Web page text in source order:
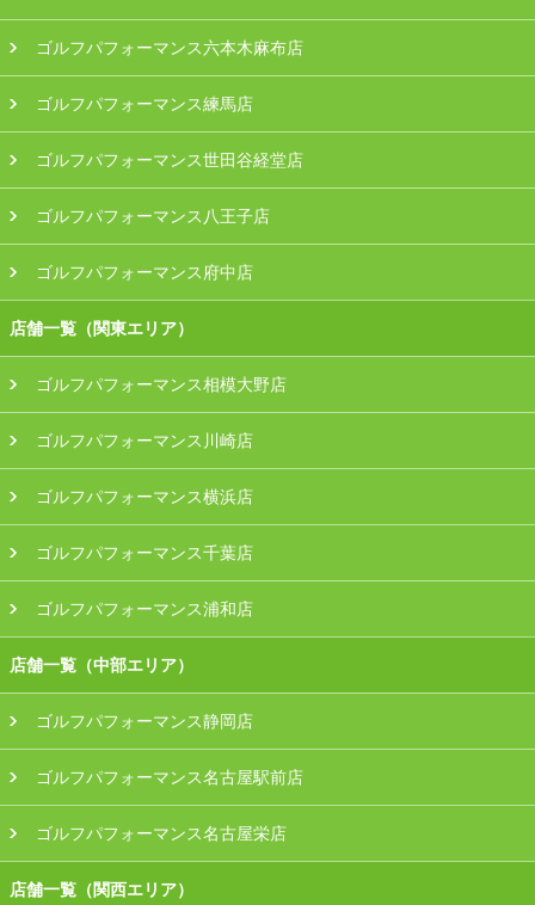
ゴルフパフォーマンス六本木麻布店
ゴルフパフォーマンス練馬店
ゴルフパフォーマンス世田谷経堂店
ゴルフパフォーマンス八王子店
ゴルフパフォーマンス府中店
店舗一覧（関東エリア）
ゴルフパフォーマンス相模大野店
ゴルフパフォーマンス川崎店
ゴルフパフォーマンス横浜店
ゴルフパフォーマンス千葉店
ゴルフパフォーマンス浦和店
店舗一覧（中部エリア）
ゴルフパフォーマンス静岡店
ゴルフパフォーマンス名古屋駅前店
ゴルフパフォーマンス名古屋栄店
店舗一覧（関西エリア）